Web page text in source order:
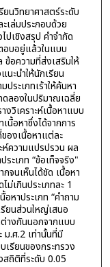
นวิทยาศาสตร์ระดับ
เล่มประกอบด้วย
ปเชิงสรุป คำจำกัด
อบอยู่แล้วในแบบ
ข้อความที่ส่งเสริมให้
ะนำให้นักเรียน
ระเภทเร้าให้ค้นหา
ดลองในปริมาณเฉลี่ย
วิเคราะห์เนื้อหาแบบ
นื้อหาซึ่งได้จากการ
องเนื้อหาแต่ละ
ห์ความแปรปรวน ผล
ะเภท “ข้อเท็จจริง"
จนเห็นได้ชัด เนื้อหา
เกินประเภทละ 1
หาประเภท “คำถาม
ยนส่วนใหญ่เสนอ
ต่างกันนอกจากแบบ
.ศ.2 เท่านั้นที่มี
เรียนของกระทรวง
สถิติที่ระดับ 0.05